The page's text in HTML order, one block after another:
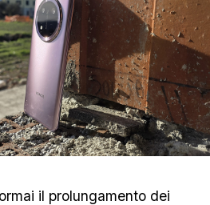
il prolungamento dei